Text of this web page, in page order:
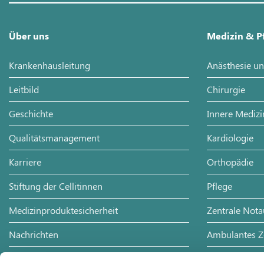
Über uns
Krankenhausleitung
Leitbild
Geschichte
Qualitätsmanagement
Karriere
Stiftung der Cellitinnen
Medizinproduktesicherheit
Nachrichten
Medizin &
Anästhesie
Chirurgie
Innere
Kardiologie
Orthopädie
Pflege
Zentrale
Ambulantes